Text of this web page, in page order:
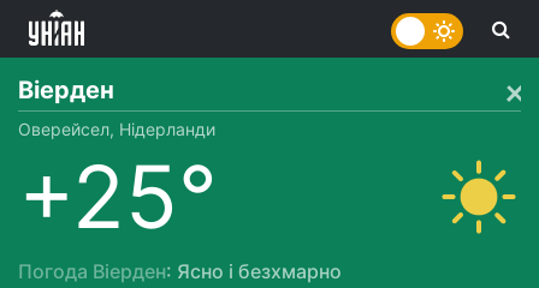
Віерден
Оверейсел, Нідерланди
+25°
Погода Віерден: Ясно і безхмарно